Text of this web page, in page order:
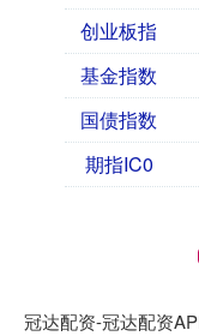
创业板指
基金指数
国债指数
期指IC0
冠达配资-冠达配资